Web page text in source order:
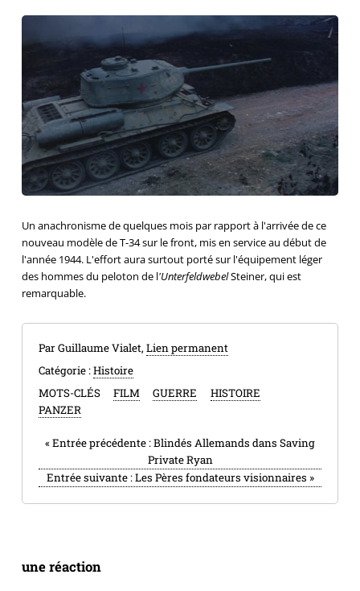
Un anachronisme de quelques mois par rapport à l'arrivée de ce
nouveau modèle de T-34 sur le front, mis en service au début de
l'année 1944. L'effort aura surtout porté sur l'équipement léger
des hommes du peloton de l'UnterfeldwebelSteiner, qui est
remarquable.
Par Guillaume Vialet, Lien permanent
Catégorie :Histoire
MOTS-CLÉS
FILM GUERRE
HISTOIRE
PANZER
«Entrée précédente :Blindés Allemands dans Saving
Private Ryan
Entrée suivante :Les Pères fondateurs visionnaires »
une réaction